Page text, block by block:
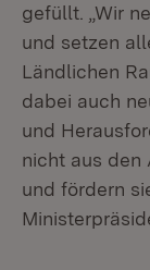
gefüllt. „Wir
und setzen
Ländlichen
dabei auch
und
nicht aus den
und fördern